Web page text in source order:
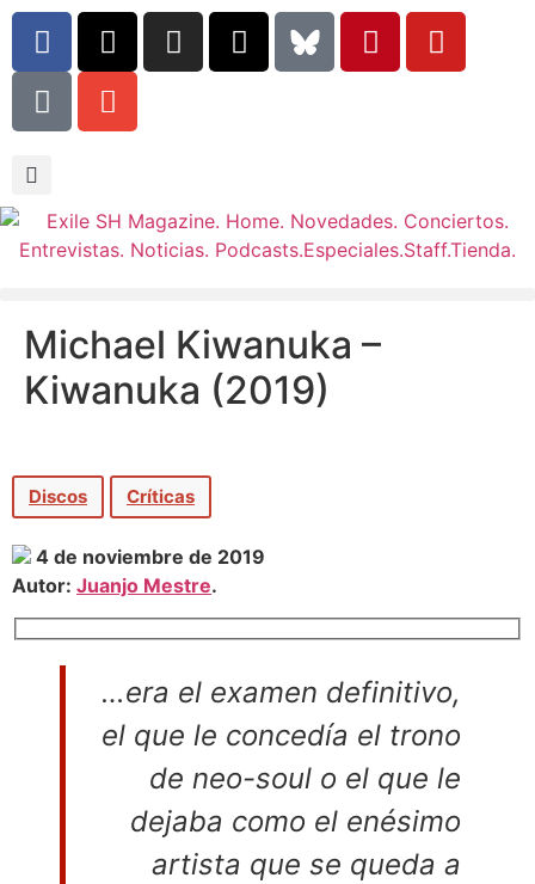
Michael Kiwanuka –
Kiwanuka (2019)
Discos Críticas
4 de noviembre de 2019
Autor: Juanjo Mestre.
…era el examen definitivo,
el que le concedía el trono
de neo-soul o el que le
dejaba como el enésimo
artista que se queda a